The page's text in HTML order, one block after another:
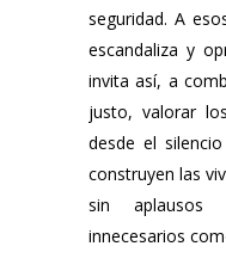
seguridad. A
escandaliza y
invita así, a
justo, valorar
desde el
construyen las
sin aplausos
innecesarios